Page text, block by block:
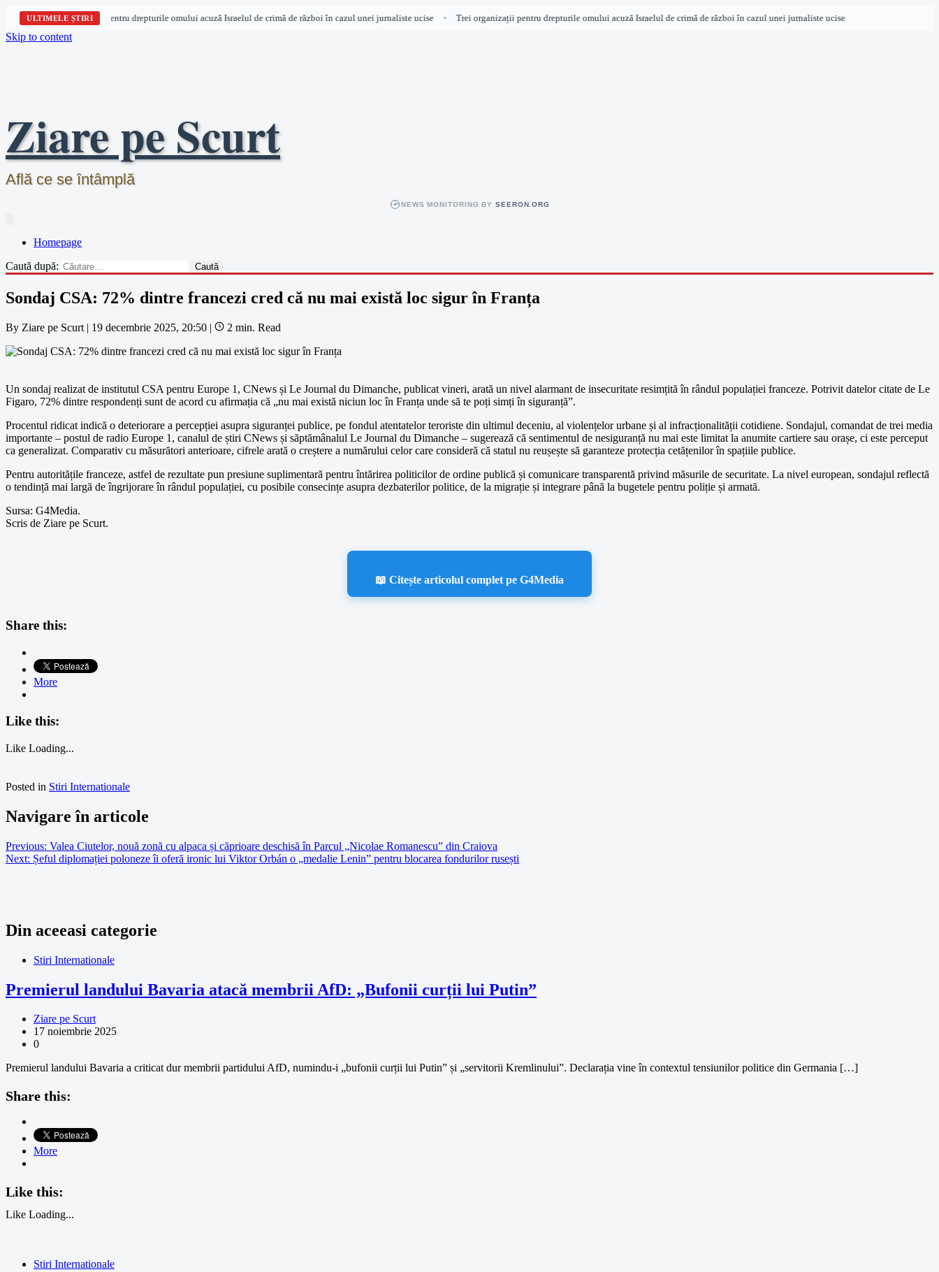
ULTIMELE ȘTIRI
Trei organizații pentru drepturile omului acuză Israelul de crimă de război în cazul unei jurnaliste ucise • Trei organizații pentru drepturile omului acuză Israelul de crimă de război în cazul unei jurnaliste ucise
Skip to content
Ziare pe Scurt
Află ce se întâmplă
NEWS MONITORING BYSEERON.ORG
Homepage
Caută după:
Sondaj CSA: 72% dintre francezi cred că nu mai există loc sigur în Franța
By Ziare pe Scurt | 19 decembrie 2025, 20:50 | 2 min. Read
Un sondaj realizat de institutul CSA pentru Europe 1, CNews și Le Journal du Dimanche, publicat vineri, arată un nivel alarmant de insecuritate resimțită în rândul populației franceze. Potrivit datelor citate de Le
Figaro, 72% dintre respondenți sunt de acord cu afirmația că „nu mai există niciun loc în Franța unde să te poți simți în siguranță”.
Procentul ridicat indică o deteriorare a percepției asupra siguranței publice, pe fondul atentatelor teroriste din ultimul deceniu, al violențelor urbane și al infracționalității cotidiene. Sondajul, comandat de trei media
importante – postul de radio Europe 1, canalul de știri CNews și săptămânalul Le Journal du Dimanche – sugerează că sentimentul de nesiguranță nu mai este limitat la anumite cartiere sau orașe, ci este perceput
ca generalizat. Comparativ cu măsurători anterioare, cifrele arată o creștere a numărului celor care consideră că statul nu reușește să garanteze protecția cetățenilor în spațiile publice.
Pentru autoritățile franceze, astfel de rezultate pun presiune suplimentară pentru întărirea politicilor de ordine publică și comunicare transparentă privind măsurile de securitate. La nivel european, sondajul reflectă
o tendință mai largă de îngrijorare în rândul populației, cu posibile consecințe asupra dezbaterilor politice, de la migrație și integrare până la bugetele pentru poliție și armată.
Sursa: G4Media.
Scris de Ziare pe Scurt.
📖 Citește articolul complet pe G4Media
Share this:
More
Like this:
Like Loading...
Posted in Stiri Internationale
Navigare în articole
Previous: Valea Ciutelor, nouă zonă cu alpaca și căprioare deschisă în Parcul „Nicolae Romanescu” din Craiova
Next: Șeful diplomației poloneze îi oferă ironic lui Viktor Orbán o „medalie Lenin” pentru blocarea fondurilor rusești
Din aceeasi categorie
Stiri Internationale
Premierul landului Bavaria atacă membrii AfD: „Bufonii curții lui Putin”
Ziare pe Scurt
17 noiembrie 2025
0
Premierul landului Bavaria a criticat dur membrii partidului AfD, numindu-i „bufonii curții lui Putin” și „servitorii Kremlinului”. Declarația vine în contextul tensiunilor politice din Germania […]
Share this:
More
Like this:
Like Loading...
Stiri Internationale